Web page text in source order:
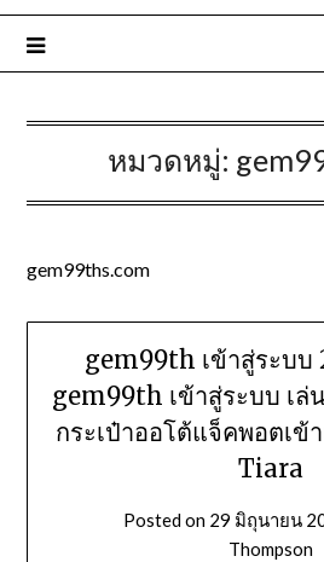
หมวดหมู่:
gem99ths.com
gem99th เข้าสู่ระบบ
gem99th เข้าสู่ระบบ เล่
กระเป๋าออโต้แจ็คพอตเข้
Tiara
Posted on 29 มิถุนายน
Thompson